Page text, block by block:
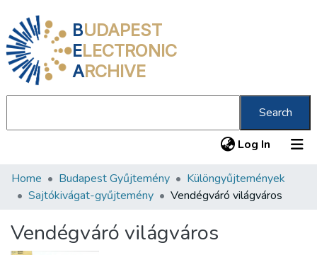
BUDAPEST
ELECTRONIC
ARCHIVE
Search
Log In (current)
Communities & Collections
Statistics
Home Budapest Gyűjtemény
Különgyűjtemények
Sajtókivágat-gyűjtemény
Vendégváró világváros
Vendégváró világváros